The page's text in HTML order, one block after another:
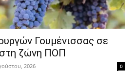
Γουμένισσας σε
ζώνη ΠΟΠ
2026 0